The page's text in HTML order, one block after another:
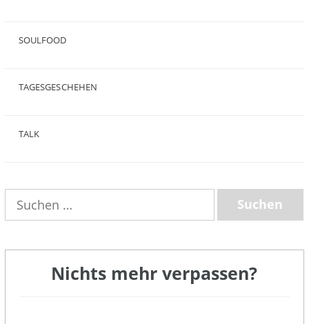
SOULFOOD
TAGESGESCHEHEN
TALK
nach:
Nichts mehr verpassen?